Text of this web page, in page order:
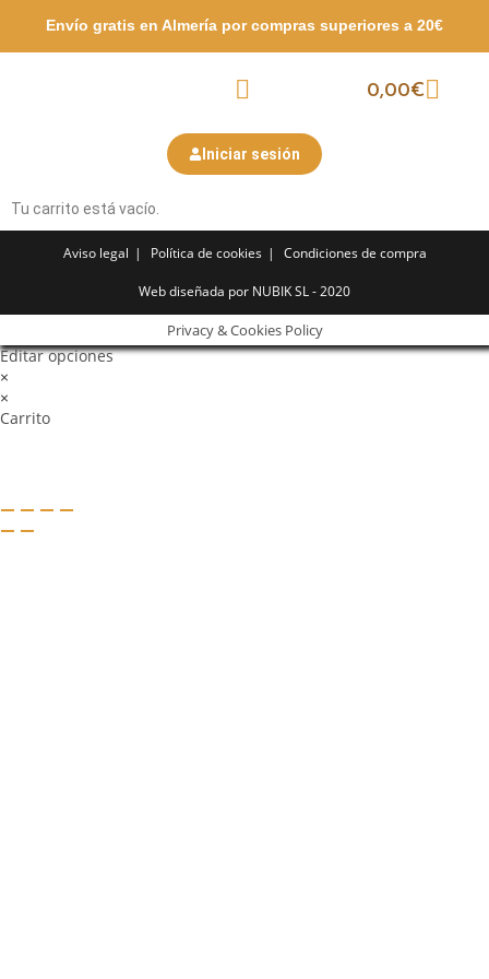
Envío gratis en Almería por compras superiores a 20€
0,00€
Iniciar sesión
Tu carrito está vacío.
Aviso legal Política de cookies Condiciones de compra
Web diseñada por NUBIK SL - 2020
Privacy & Cookies Policy
Editar opciones
×
×
Carrito